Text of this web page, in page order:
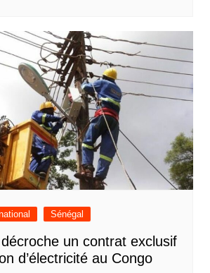
Sénégal
un contrat exclusif
d’électricité au Congo